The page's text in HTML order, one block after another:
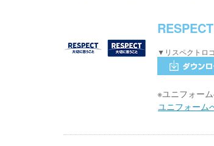
▼リスペクトロ
※ユニフォー
ユニフォーム